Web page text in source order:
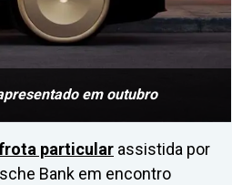
em outubro
particular assistida por
Bank em encontro